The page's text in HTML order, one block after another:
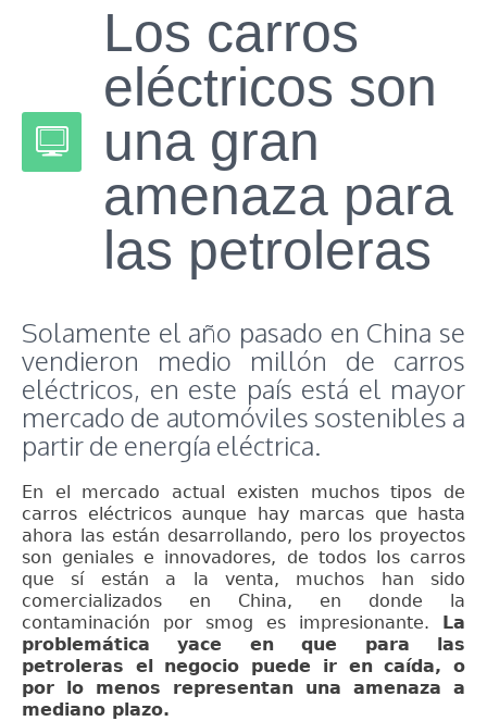
Los carros
eléctricos son
una gran
amenaza para
las petroleras
Solamente el año pasado en China se
vendieron medio millón de carros
eléctricos, en este país está el mayor
mercado de automóviles sostenibles a
partir de energía eléctrica.
En el mercado actual existen muchos tipos de
carros eléctricos aunque hay marcas que hasta
ahora las están desarrollando, pero los proyectos
son geniales e innovadores, de todos los carros
que sí están a la venta, muchos han sido
comercializados en China, en donde la
contaminación por smog es impresionante. La
problemática yace en que para las
petroleras el negocio puede ir en caída, o
por lo menos representan una amenaza a
mediano plazo.